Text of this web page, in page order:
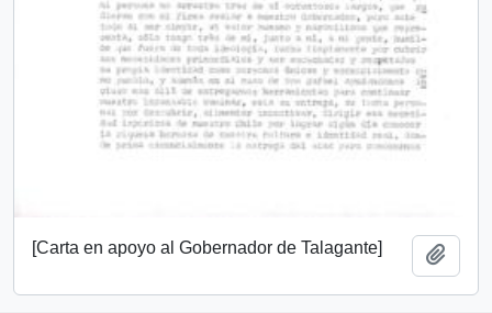
[Carta en apoyo al Gobernador de Talagante]